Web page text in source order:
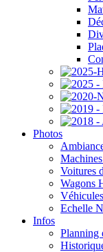
Photos
Voitures
Wagons
Echelle N
Infos
Planning